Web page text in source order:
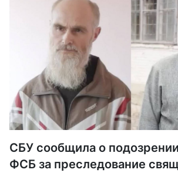
СБУ сообщила о
ФСБ за преследование